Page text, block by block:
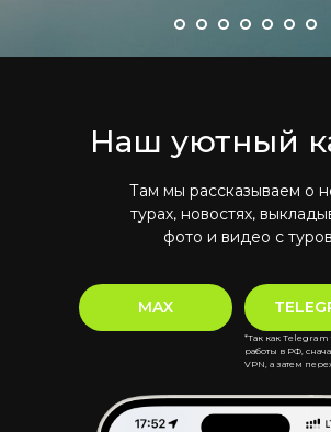
Наш уютный
Там мы рассказываем о
турах, новостях,
фото и видео с туров
MAX
*Так как Telegram
работы в РФ,
VPN, а затем